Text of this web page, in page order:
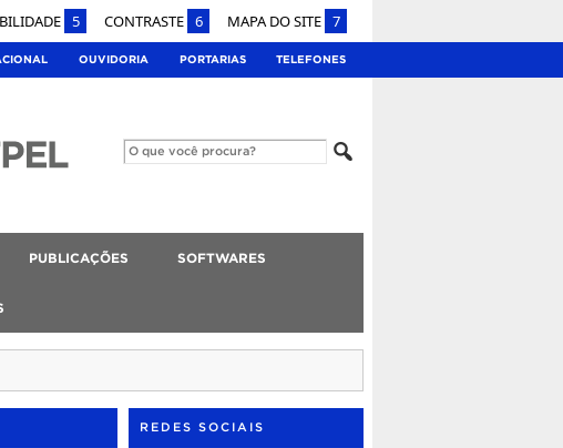
5 CONTRASTE 6 MAPA DO SITE 7
OUVIDORIA PORTARIAS TELEFONES
PUBLICAÇÕES SOFTWARES
REDES SOCIAIS